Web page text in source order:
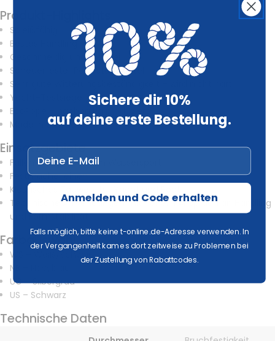
Produkt-Highlights
Spleißfähig
Bestes Handling
Geschmeidig und drallfrei
Scheuerfester Polyestermantel
Sehr gute Witterungsbeständigkeit – wird nicht hart
Yacht-Testsieger
EcoRope – nachhaltig produziert
Made in Germany
Einsatzgebiete
Fallen und Schoten im Wassersport
Festmacherleinen
Klassisches Tauwerk für Yacht und Boot
Technische Anwendungen mit hohem Anspruch an Handling
und Formstabilität
Farbauswahl
WS – Weiß/Schwarz
NB – Navyblau
UG – Silbergrau
US – Schwarz
Technische Daten
Sichere dir 10%
auf deine erste Bestellung.
Deine Email
Anmelden und Code erhalten
Falls möglich, bitte keine t-online.de-Adresse verwenden. In
der Vergangenheit kam es dort zeitweise zu Problemen bei
der Zustellung von Rabattcodes.